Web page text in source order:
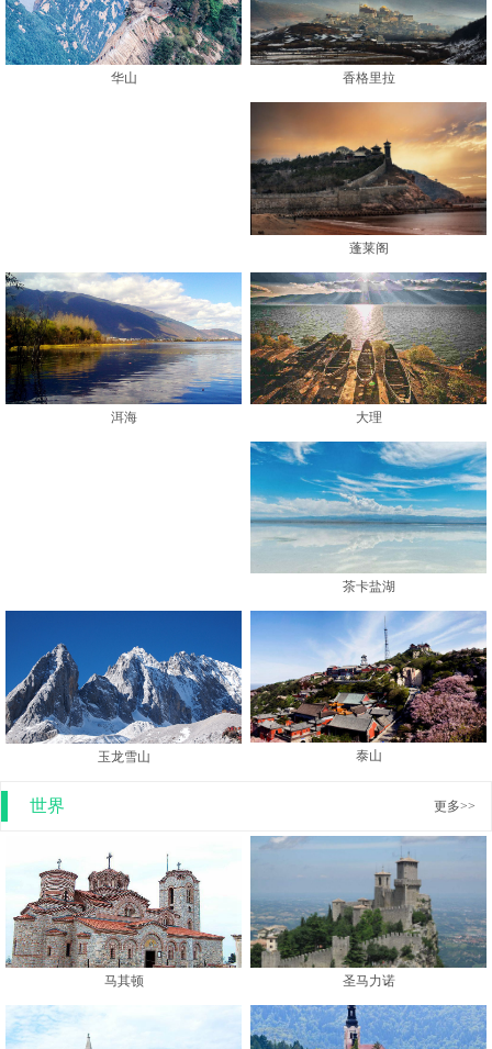
华山 香格里拉
蓬莱阁
洱海 大理
茶卡盐湖
玉龙雪山 泰山
世界 更多>>
马其顿 圣马力诺